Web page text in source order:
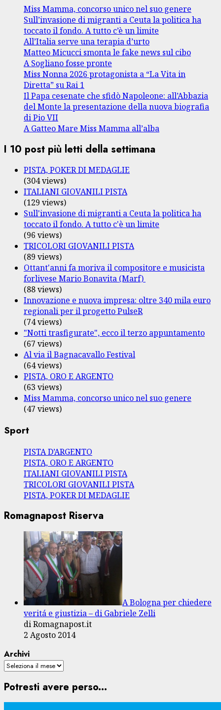
Miss Mamma, concorso unico nel suo genere
Sull’invasione di migranti a Ceuta la politica ha
toccato il fondo. A tutto c’è un limite
All’Italia serve una terapia d’urto
Matteo Micucci smonta le fake news sul cibo
A Sogliano fosse pronte
Miss Nonna 2026 protagonista a “La Vita in
Diretta” su Rai 1
Il Papa cesenate che sfidò Napoleone: all’Abbazia
del Monte la presentazione della nuova biografia
di Pio VII
A Gatteo Mare Miss Mamma all’alba
I 10 post più letti della settimana
PISTA, POKER DI MEDAGLIE
(304 views)
ITALIANI GIOVANILI PISTA
(129 views)
Sull'invasione di migranti a Ceuta la politica ha
toccato il fondo. A tutto c'è un limite
(96 views)
TRICOLORI GIOVANILI PISTA
(89 views)
Ottant'anni fa moriva il compositore e musicista
forlivese Mario Bonavita (Marf)
(88 views)
Innovazione e nuova impresa: oltre 340 mila euro
regionali per il progetto PulseR
(74 views)
"Notti trasfigurate", ecco il terzo appuntamento
(67 views)
Al via il Bagnacavallo Festival
(64 views)
PISTA, ORO E ARGENTO
(63 views)
Miss Mamma, concorso unico nel suo genere
(47 views)
Sport
PISTA D’ARGENTO
PISTA, ORO E ARGENTO
ITALIANI GIOVANILI PISTA
TRICOLORI GIOVANILI PISTA
PISTA, POKER DI MEDAGLIE
Romagnapost Riserva
A Bologna per chiedere
veritá e giustizia – di Gabriele Zelli
di Romagnapost.it
2 Agosto 2014
Archivi
Potresti avere perso...